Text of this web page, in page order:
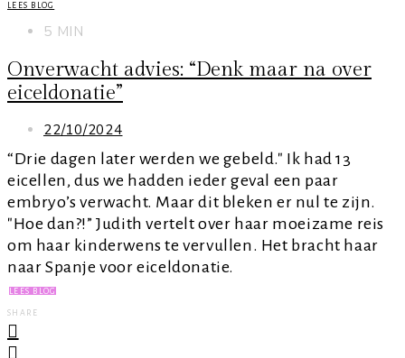
LEES BLOG
5 MIN
Onverwacht advies: “Denk maar na over
eiceldonatie”
22/10/2024
“Drie dagen later werden we gebeld." Ik had 13
eicellen, dus we hadden ieder geval een paar
embryo’s verwacht. Maar dit bleken er nul te zijn.
"Hoe dan?!” Judith vertelt over haar moeizame reis
om haar kinderwens te vervullen. Het bracht haar
naar Spanje voor eiceldonatie.
LEES BLOG
SHARE